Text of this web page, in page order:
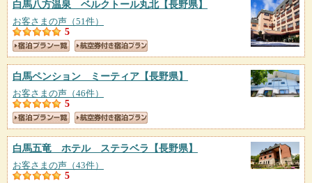
白馬八方温泉 ベルクトール丸北【長野県】
お客さまの声（51件）
5
白馬ペンション ミーティア 【長野県】
お客さまの声（46件）
5
白馬五竜 ホテル ステラベラ 【長野県】
お客さまの声（43件）
5